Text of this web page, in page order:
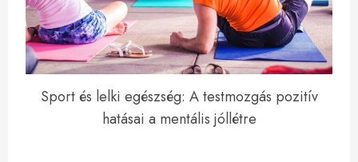
Sport és lelki egészség: A testmozgás pozitív
hatásai a mentális jóllétre